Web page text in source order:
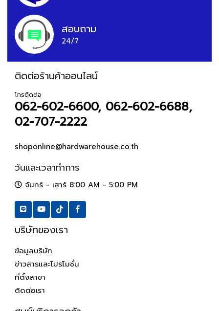
สอบถาม
24/7
ติดต่อร้านค้าออนไลน์
โทรติดต่อ
062-602-6600, 062-602-6688,
02-707-2222
shoponline@hardwarehouse.co.th
วันและเวลาทำการ
จันทร์ - เสาร์ 8:00 AM - 5:00 PM
บริษัทของเรา
ข้อมูลบริษัท
ข่าวสารและโปรโมชั่น
ที่ตั้งสาขา
ติดต่อเรา